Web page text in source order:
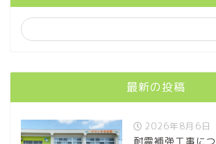
最新の投稿
2026年8月6日
耐震補強工事に